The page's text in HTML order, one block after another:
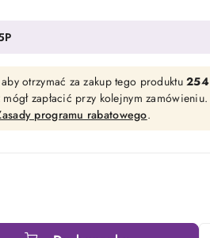
otrzymać za zakup tego produktu254
zapłacić przy kolejnym zamówieniu.
programu rabatowego.